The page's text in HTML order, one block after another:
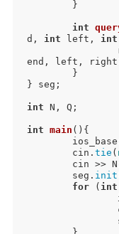
int
d, int left, int
end, left,
} seg;
int N, Q;
int main () {
	cin.
tie (
	seg.
init
for ( int